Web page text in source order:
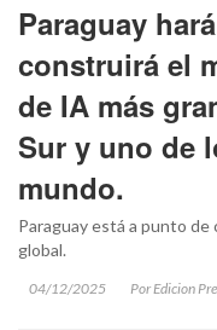
Paraguay
construirá el
de IA más
Sur y uno de
mundo.
Paraguay está a punto
global.
04/12/2025 Por Edicion